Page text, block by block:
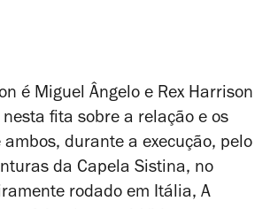
é Miguel Ângelo e Rex Harrison
nesta fita sobre a relação e os
durante a execução, pelo
da Capela Sistina, no
rodado em Itália, A